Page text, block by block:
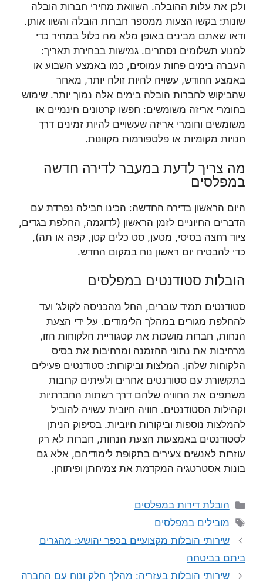
ולכן את עלות ההובלה. השוואת מחירי חברות הובלה
שונות: בקשו הצעות ממספר חברות הובלה והשוו אותן.
ודאו שאתם מבינים באופן מלא מה כלול במחיר כדי
למנוע תשלומים נסתרים. גמישות בבחירת תאריך:
העברה בימים פחות עמוסים, כמו באמצע השבוע או
באמצע החודש, עשויה להיות זולה יותר, מאחר
שהביקוש לחברות הובלה בימים אלה נמוך יותר. שימוש
בחומרי אריזה משומשים: חפשו קרטונים חינמיים או
משומשים וחומרי אריזה שעשויים להיות זמינים דרך
חנויות מקומיות או פלטפורמות מקוונות.
מה צריך לדעת במעבר לדירה חדשה
במפלסים
היום הראשון בדירה החדשה: הכינו חבילה נפרדת עם
הדברים החיוניים לזמן הראשון (לדוגמה, החלפת בגדים,
ציוד רחצה בסיסי, מטען, סט כלים קטן, קפה או תה),
כדי להבטיח יום ראשון נוח במקום החדש.
הובלות סטודנטים במפלסים
סטודנטים תמיד עוברים, החל מהכניסה לקולג’ ועד
להחלפת מגורים במהלך הלימודים. על ידי הצעת
הנחות, חברות מושכות את קטגוריית הלקוחות הזו,
מרחיבות את נתוני ההזמנה ומרחיבות את בסיס
הלקוחות שלהן. המלצות וביקורות: סטודנטים פעילים
בתקשורת עם סטודנטים אחרים ולעיתים קרובות
משתפים את החוויה שלהם דרך רשתות החברתיות
וקהילות הסטודנטים. חוויה חיובית עשויה להוביל
להמלצות נוספות וביקורות חיוביות. בסיפוק הניתן
לסטודנטים באמצעות הצעת הנחות, חברות לא רק
עוזרות לאנשים צעירים בתקופת לימודיהם, אלא גם
בונות אסטרטגיה המקדמת את צמיחתן ופיתוחן.
קטגוריות
הובלת דירות במפלסים
תגיות
מובילים במפלסים
שירותי הובלות מקצועיים בכפר יהושע: מהגרים
ביתם בביטחה
שירותי הובלות בעזריה: מהלך חלק ונוח עם החברה